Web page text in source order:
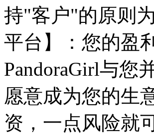
持"客户"的原则
平台】：您的盈
PandoraGirl与您
愿意成为您的生
资，一点风险就